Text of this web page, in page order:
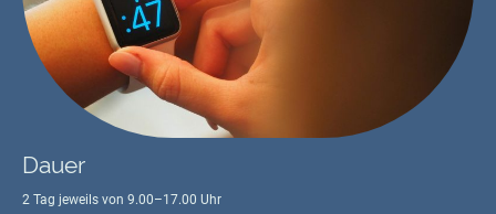
Dauer
2 Tag jeweils von 9.00–17.00 Uhr